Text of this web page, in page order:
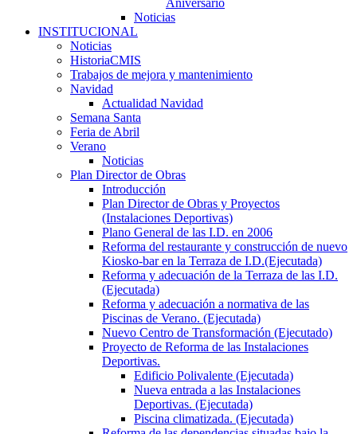
Noticias
INSTITUCIONAL
Noticias
HistoriaCMIS
Trabajos de mejora y mantenimiento
Navidad
Actualidad Navidad
Semana Santa
Feria de Abril
Verano
Noticias
Plan Director de Obras
Introducción
Plan Director de Obras y Proyectos
(Instalaciones Deportivas)
Plano General de las I.D. en 2006
Reforma del restaurante y construcción de nuevo
Kiosko-bar en la Terraza de I.D.(Ejecutada)
Reforma y adecuación de la Terraza de las I.D.
(Ejecutada)
Reforma y adecuación a normativa de las
Piscinas de Verano. (Ejecutada)
Nuevo Centro de Transformación (Ejecutado)
Proyecto de Reforma de las Instalaciones
Deportivas.
Edificio Polivalente (Ejecutada)
Nueva entrada a las Instalaciones
Deportivas. (Ejecutada)
Piscina climatizada. (Ejecutada)